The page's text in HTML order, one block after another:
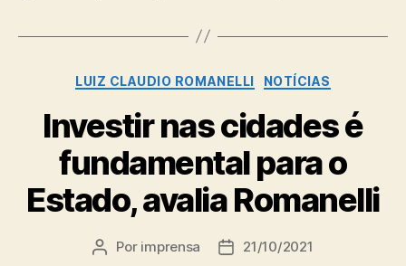
Categorias
LUIZ CLAUDIO ROMANELLI NOTÍCIAS
Investir nas cidades é
fundamental para o
Estado, avalia Romanelli
Autor
Por imprensa
Data21/10/2021